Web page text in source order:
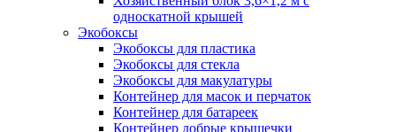
односкатной крышей
Экобоксы
Экобоксы для пластика
Экобоксы для стекла
Экобоксы для макулатуры
Контейнер для масок и перчаток
Контейнер для батареек
Контейнер добрые крышечки